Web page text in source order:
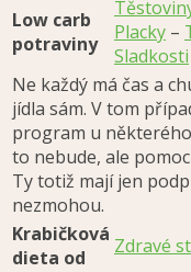
Low carb
potraviny
Placky –
Sladkosti
Ne každý má čas a
jídla sám. V tom
program u
to nebude, ale
Ty totiž mají jen
nezmohou.
Krabičková
dieta od
Zdravé